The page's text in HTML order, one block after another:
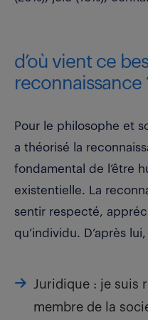
d’où vient ce
reconnaissance
Pour le philosophe et
a théorisé la
fondamental de l’être
existentielle. La
sentir respecté,
qu’individu. D’après
Juridique : je suis
membre de la